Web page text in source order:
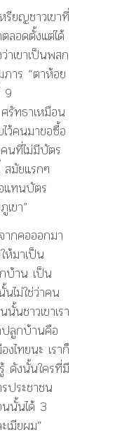
รียญชาวเขาที่
ลอดตั้งแต่ได้
าเขาเป็นพสก
าร “ตาห้อย
9
รัทธาเหมือน
ว้คนมาขอซื้อ
นที่ไม่มีบัตร
มัยแรกๆ
แทนบัตร
ขา”
กคอออกมา
ห้มาเป็น
บ้าน เป็น
ไม่ใช่ว่าคน
นชาวเขาเรา
ปลูกบ้านคือ
งไทยนะ เราก็
ดังนั้นใครที่มี
ประชาชน
นนั้นได้ 3
มียผม”